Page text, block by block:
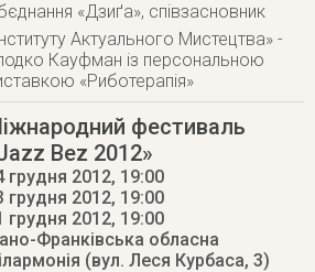
«Дзиґа», співзасновник
Актуального Мистецтва» -
Кауфман із персональною
«Риботерапія»
фестиваль
Bez 2012»
грудня 2012, 19:00
грудня 2012, 19:00
грудня 2012, 19:00
Франківська обласна
(вул. Леся Курбаса, 3)